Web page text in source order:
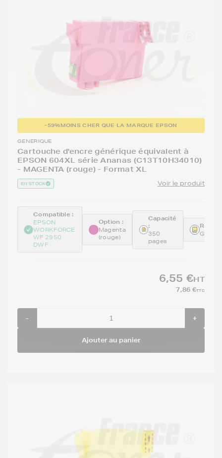
-59%MOINS CHER QUE LA MARQUE EPSON
GENERIQUE
Cartouche d'encre générique équivalent à
EPSON 604XL série Ananas (C13T10H34010)
- MAGENTA (rouge) - Format XL
EN STOCK Voir le produit
Compatible :
EPSON
WORKFORCE
WF 2950
DWF
Option :
Magenta
(rouge)
Capacité
:
350
pages
6,55 €HT
7,86 €TTC
- +
Ajouter au panier